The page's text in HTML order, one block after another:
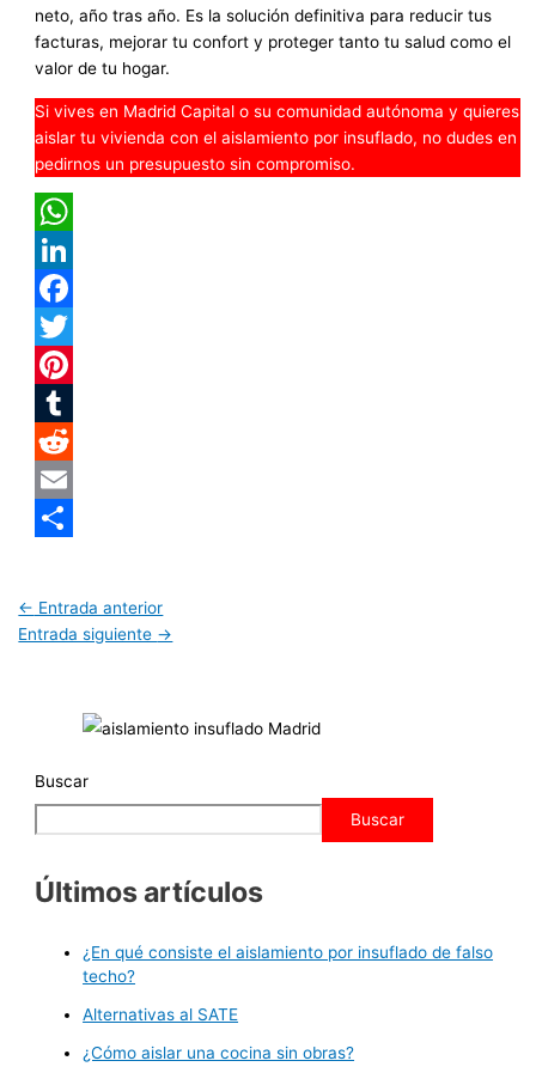
neto, año tras año. Es la solución definitiva para reducir tus
facturas, mejorar tu confort y proteger tanto tu salud como el
valor de tu hogar.
Si vives en Madrid Capital o su comunidad autónoma y quieres
aislar tu vivienda con el aislamiento por insuflado, no dudes en
pedirnos un presupuesto sin compromiso.
WhatsApp
LinkedIn
Facebook
Twitter
Pinterest
Tumblr
Reddit
Email
← Entrada anterior
Entrada siguiente →
Buscar
Buscar
Últimos artículos
¿En qué consiste el aislamiento por insuflado de falso
techo?
Alternativas al SATE
¿Cómo aislar una cocina sin obras?